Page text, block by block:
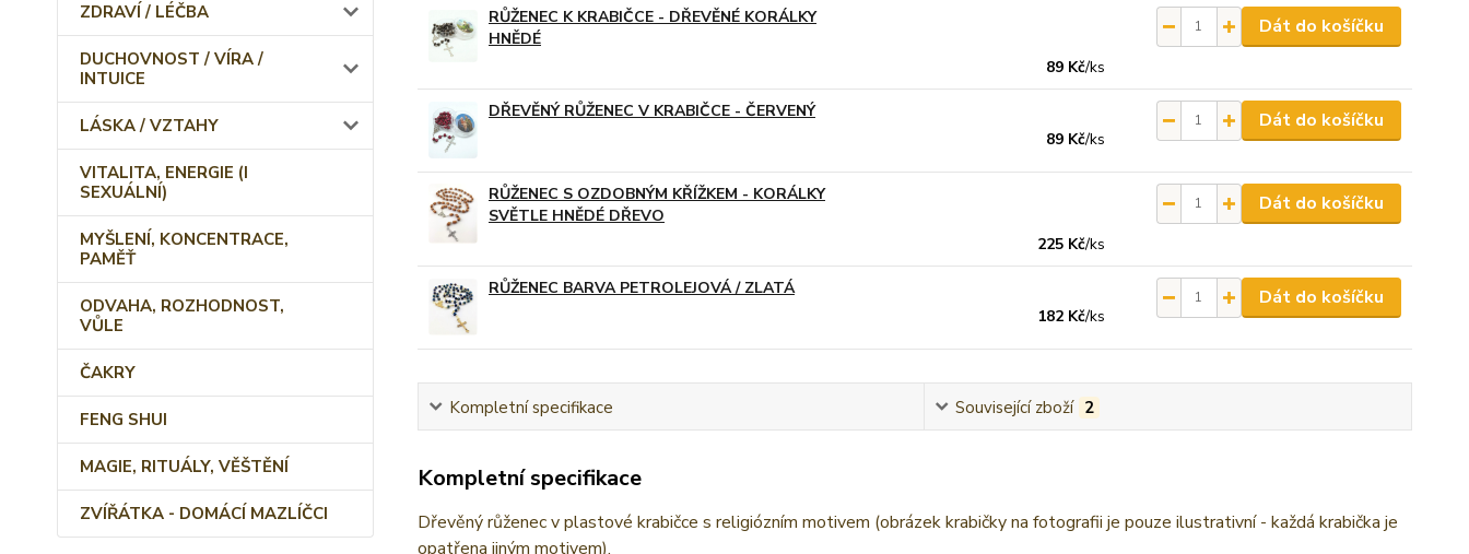
ZDRAVÍ / LÉČBA
DUCHOVNOST / VÍRA /
INTUICE
LÁSKA / VZTAHY
VITALITA, ENERGIE (I
SEXUÁLNÍ)
MYŠLENÍ, KONCENTRACE,
PAMĚŤ
ODVAHA, ROZHODNOST,
VŮLE
ČAKRY
FENG SHUI
MAGIE, RITUÁLY, VĚŠTĚNÍ
ZVÍŘÁTKA - DOMÁCÍ MAZLÍČCI
RŮŽENEC K KRABIČCE - DŘEVĚNÉ KORÁLKY
HNĚDÉ
89 Kč/ks
Dát do košíčku
DŘEVĚNÝ RŮŽENEC V KRABIČCE - ČERVENÝ
89 Kč/ks
Dát do košíčku
RŮŽENEC S OZDOBNÝM KŘÍŽKEM - KORÁLKY
SVĚTLE HNĚDÉ DŘEVO
225 Kč/ks
Dát do košíčku
RŮŽENEC BARVA PETROLEJOVÁ / ZLATÁ
182 Kč/ks
Dát do košíčku
Kompletní specifikace Související zboží 2
Kompletní specifikace
Dřevěný růženec v plastové krabičce s religiózním motivem (obrázek krabičky na fotografii je pouze ilustrativní - každá krabička je
opatřena jiným motivem).